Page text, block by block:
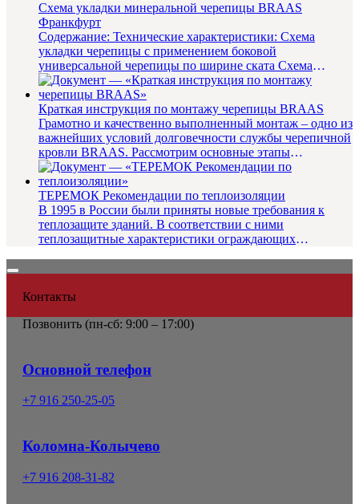
Схема укладки минеральной черепицы BRAAS
Франкфурт
Содержание: Технические характеристики: Схема
укладки черепицы с применением боковой
универсальной черепицы по ширине ската Схема
укладки черепицы с применением б...
Краткая инструкция по монтажу черепицы BRAAS
Грамотно и качественно выполненный монтаж – одно из
важнейших условий долговечности службы черепичной
кровли BRAAS. Рассмотрим основные этапы
обустройства теплой кры...
ТЕРЕМОК Рекомендации по теплоизоляции
В 1995 в России были приняты новые требования к
теплозащите зданий. В соответствии с ними
теплозащитные характеристики ограждающих
Контакты
Позвонить (пн-сб: 9:00 – 17:00)
Основной телефон
+7 916 250-25-05
Коломна-Колычево
+7 916 208-31-82